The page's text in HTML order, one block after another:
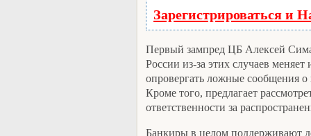
Зарегистрироваться и
Первый зампред ЦБ Алексей
России из-за этих случаев
опровергать ложные сообщения
Кроме того, предлагает
ответственности за
Банкиры в целом поддерживают